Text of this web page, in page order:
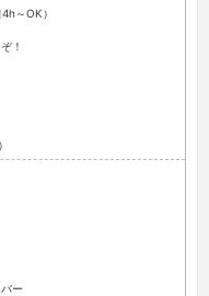
～OK）
！
ー